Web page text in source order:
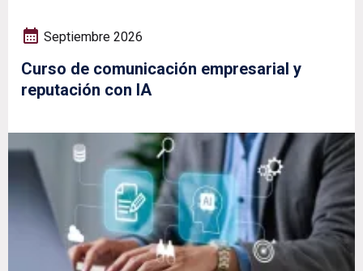
Septiembre 2026
Curso de comunicación empresarial y
reputación con IA